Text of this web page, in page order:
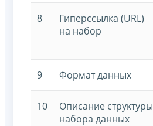
8
Гиперссылка (URL)
на набор
9 Формат данных
10
Описание структуры
набора данных